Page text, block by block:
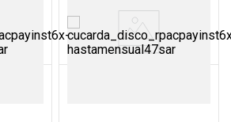
Ver
Producto